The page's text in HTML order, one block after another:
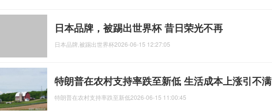
日本品牌，被踢出世界杯 昔日荣光不再
日本品牌,被踢出世界杯2026-06-15 12:27:05
特朗普在农村支持率跌至新低 生活成本上涨引不满
特朗普在农村支持率跌至新低2026-06-15 11:00:45